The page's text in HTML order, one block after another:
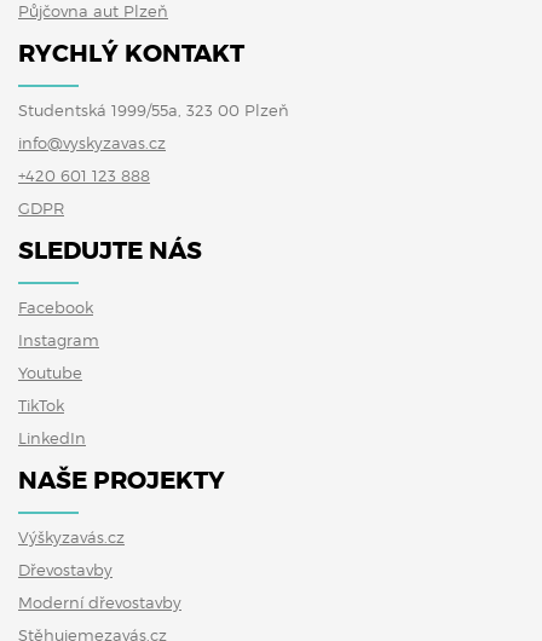
Půjčovna aut Plzeň
RYCHLÝ KONTAKT
Studentská 1999/55a, 323 00 Plzeň
info@vyskyzavas.cz
+420 601 123 888
GDPR
SLEDUJTE NÁS
Facebook
Instagram
Youtube
TikTok
LinkedIn
NAŠE PROJEKTY
Výškyzavás.cz
Dřevostavby
Moderní dřevostavby
Stěhujemezavás.cz